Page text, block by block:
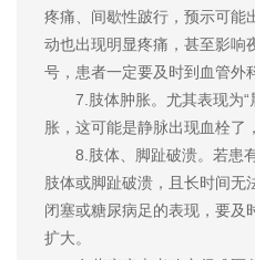
疼痛、间歇性跛行，预示可能
动也出现明显疼痛，甚至影响
号，患者一定要及时到血管外
7.肢体肿胀。尤其表现为“
胀，这可能是静脉出现血栓了
8.肢体、脚趾破溃。若患
肢体或脚趾破溃，且长时间无
闭塞或糖尿病足的表现，要及
扩大。